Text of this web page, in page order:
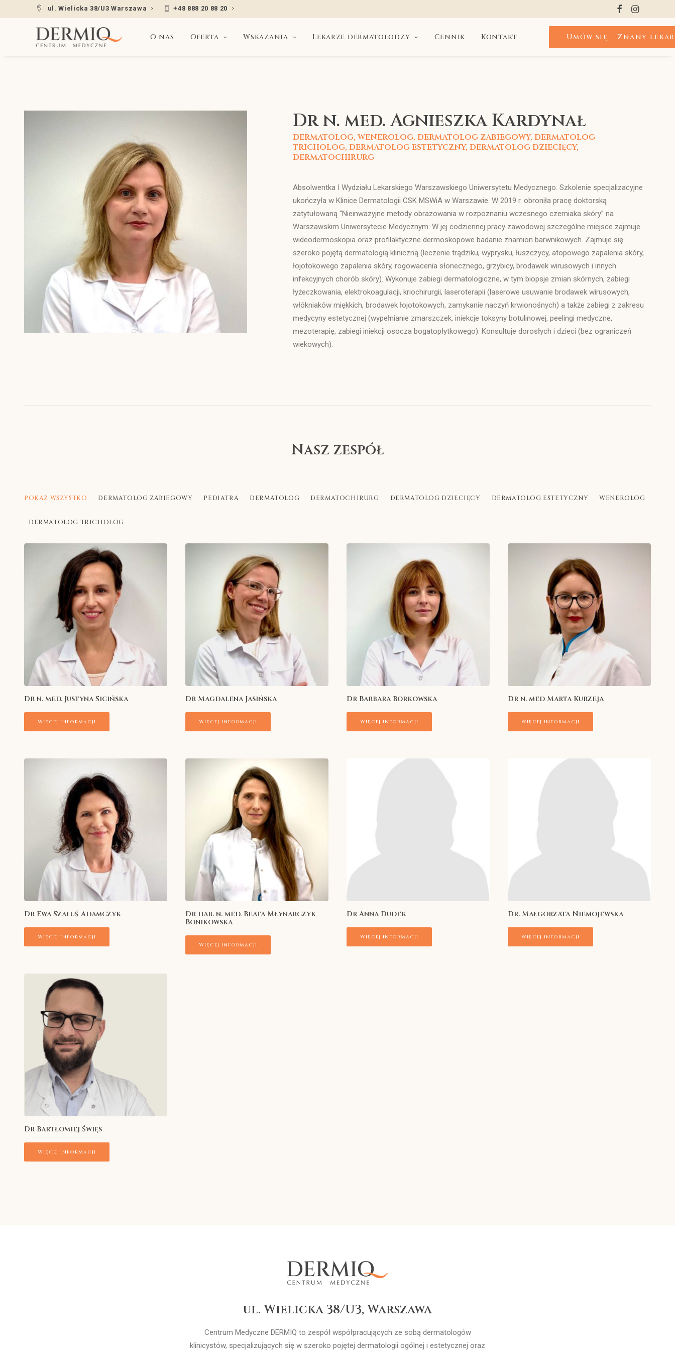
ul. Wielicka 38/U3 Warszawa +48 888 20 88 20
O nas Oferta Wskazania Lekarze dermatolodzy Cennik Kontakt Umów się – Znany
Dr n. med. Agnieszka Kardynał
dermatolog, wenerolog, dermatolog zabiegowy, dermatolog
tricholog, dermatolog estetyczny, dermatolog dziecięcy,
dermatochirurg
Absolwentka I Wydziału Lekarskiego Warszawskiego Uniwersytetu Medycznego. Szkolenie specjalizacyjne
ukończyła w Klinice Dermatologii CSK MSWiA w Warszawie. W 2019 r. obroniła pracę doktorską
zatytułowaną “Nieinwazyjne metody obrazowania w rozpoznaniu wczesnego czerniaka skóry” na
Warszawskim Uniwersytecie Medycznym. W jej codziennej pracy zawodowej szczególne miejsce zajmuje
wideodermoskopia oraz profilaktyczne dermoskopowe badanie znamion barwnikowych. Zajmuje się
szeroko pojętą dermatologią kliniczną (leczenie trądziku, wyprysku, łuszczycy, atopowego zapalenia skóry,
łojotokowego zapalenia skóry, rogowacenia słonecznego, grzybicy, brodawek wirusowych i innych
infekcyjnych chorób skóry). Wykonuje zabiegi dermatologiczne, w tym biopsje zmian skórnych, zabiegi
łyżeczkowania, elektrokoagulacji, kriochirurgii, laseroterapii (laserowe usuwanie brodawek wirusowych,
włókniaków miękkich, brodawek łojotokowych, zamykanie naczyń krwionośnych) a także zabiegi z zakresu
medycyny estetycznej (wypełnianie zmarszczek, iniekcje toksyny botulinowej, peelingi medyczne,
mezoterapię, zabiegi iniekcji osocza bogatopłytkowego). Konsultuje dorosłych i dzieci (bez ograniczeń
wiekowych).
Nasz zespół
POKAŻ WSZYSTKO DERMATOLOG ZABIEGOWY PEDIATRA DERMATOLOG DERMATOCHIRURG DERMATOLOG DZIECIĘCY DERMATOLOG ESTETYCZNY WENEROLOG
DERMATOLOG TRICHOLOG
Dr n. med. Justyna Sicińska
Więcej informacji
Dr Magdalena Jasińska
Więcej informacji
Dr Barbara Borkowska
Więcej informacji
Dr n. med Marta Kurzeja
Więcej informacji
Dr Ewa Szaluś-Adamczyk
Więcej informacji
Dr hab. n. med. Beata Młynarczyk-
Bonikowska
Więcej informacji
Dr Anna Dudek
Więcej informacji
Dr. Małgorzata Niemojewska
Więcej informacji
Dr Bartłomiej Święs
Więcej informacji
ul. Wielicka 38/U3, Warszawa
Centrum Medyczne DERMIQ to zespół współpracujących ze sobą dermatologów
klinicystów, specjalizujących się w szeroko pojętej dermatologii ogólnej i estetycznej oraz